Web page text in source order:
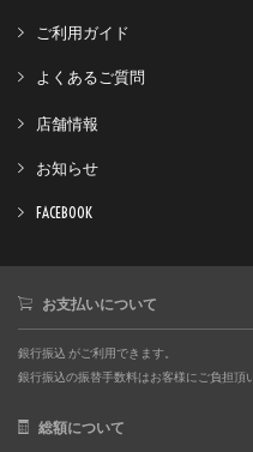
ご利用ガイド
よくあるご質問
店舗情報
お知らせ
FACEBOOK
お支払いについて
銀行振込 がご利用できます。
銀行振込の振替手数料はお客様にご負担頂
総額について